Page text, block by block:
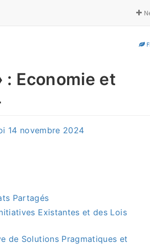
: Economie et
14 novembre 2024
Partagés
Existantes et des Lois
de Solutions Pragmatiques et